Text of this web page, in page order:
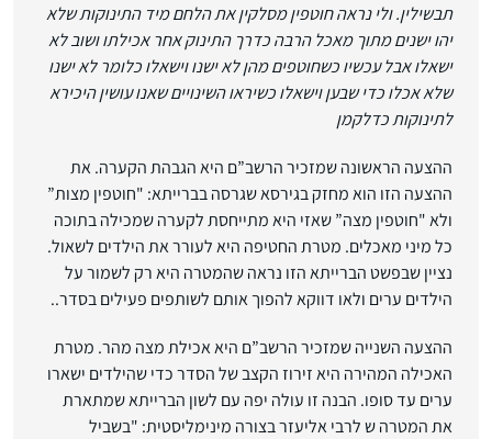
תבשילין. ולי נראה חוטפין מסלקין את הלחם מיד התינוקות שלא
יהו ישנים מתוך מאכל הרבה כדרך התינוק אחר אכילתו ושוב לא
ישאלו אבל עכשיו כשחוטפים מהן לא ישנו וישאלו כלומר לא ישנו
שלא אכלו כדי שבען וישאלו כשיראו השינויים שאנו עושין היכירא
לתינוקות כדלקמן
ההצעה הראשונה שמזכיר הרשב”ם היא הגבהת הקערה. את
ההצעה הזו הוא מחזק בגירסא שגרסה בברייתא: "חוטפין מצות”
ולא "חוטפין מצה” שאזי היא מתייחסת לקערה שמכילה בתוכה
כל מיני מאכלים. מטרת החטיפה היא לעורר את הילדים לשאול.
נציין שבפשט הברייתא הזו נראה שהמטרה היא רק לשמור על
הילדים ערים ולאו דווקא להפוך אותם לשותפים פעילים בסדר..
ההצעה השנייה שמזכיר הרשב”ם היא אכילת מצה מהר. מטרת
האכילה המהירה היא זירוז הקצב של הסדר כדי שהילדים ישארו
ערים עד סופו. הבנה זו עולה יפה עם לשון הברייתא שמתארת
את המטרה ש לרבי אליעזר בצורה מינימליסטית: "בשביל